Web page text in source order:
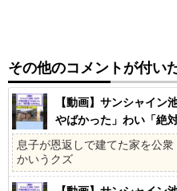
その他のコメントが付い
【動画】サンシャイン
やばかった」わい「絶
息子が恩返しで建てた家を公
かいうクズ